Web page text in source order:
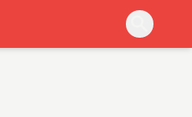
w najprostszy możliwy sposób